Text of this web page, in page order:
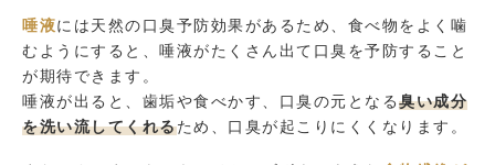
唾液には天然の口臭予防効果があるため、食べ物をよく噛
むようにすると、唾液がたくさん出て口臭を予防すること
が期待できます。
唾液が出ると、歯垢や食べかす、口臭の元となる臭い成分
を洗い流してくれるため、口臭が起こりにくくなります。